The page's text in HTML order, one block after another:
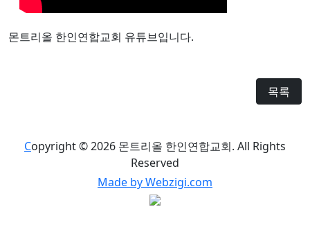
몬트리올 한인연합교회 유튜브입니다.
목록
Copyright © 2026 몬트리올 한인연합교회. All Rights
Reserved
Made by Webzigi.com